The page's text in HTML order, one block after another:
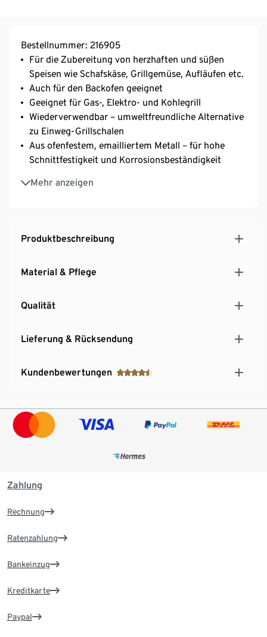
Bestellnummer: 216905
Für die Zubereitung von herzhaften und süßen
Speisen wie Schafskäse, Grillgemüse, Aufläufen etc.
Auch für den Backofen geeignet
Geeignet für Gas-, Elektro- und Kohlegrill
Wiederverwendbar – umweltfreundliche Alternative
zu Einweg-Grillschalen
Aus ofenfestem, emailliertem Metall – für hohe
Schnittfestigkeit und Korrosionsbeständigkeit
Mehr anzeigen
Spülmaschinengeeignet
Produktbeschreibung
Material & Pflege
Qualität
Lieferung & Rücksendung
Kundenbewertungen
Zahlung
Rechnung
Ratenzahlung
Bankeinzug
Kreditkarte
Paypal